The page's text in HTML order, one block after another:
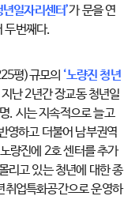
일자리센터’가 문을 연
두번째다.
평)규모의 ‘노량진 청년
난 2년간 장교동 청년일
. 시는 지속적으로 늘고
영하고 더불어 남부권역
량진에 2호 센터를 추가
리고 있는 청년에 대한 종
취업특화공간으로 운영하